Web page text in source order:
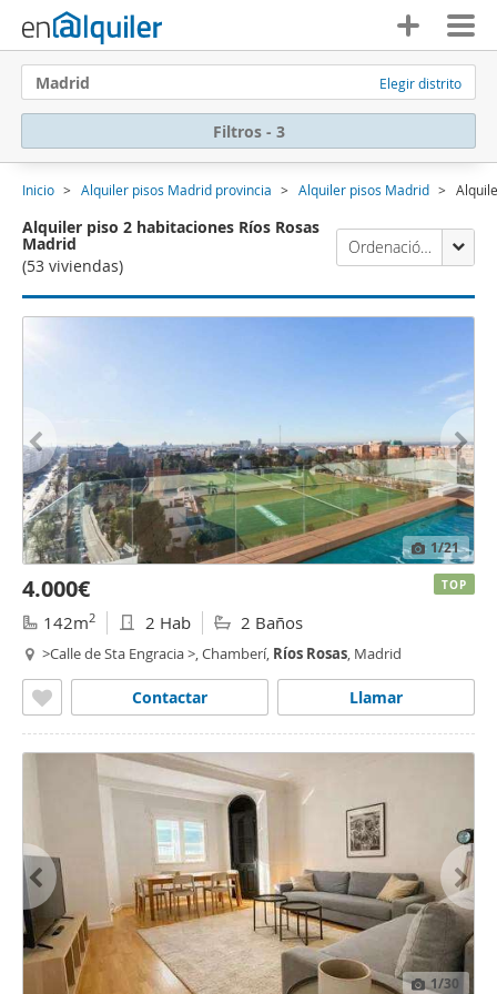
Madrid Elegir distrito
Filtros - 3
Inicio Alquiler pisos Madrid provincia Alquiler pisos Madrid
Alquiler piso 2 habitaciones Ríos Rosas
Madrid
(53 viviendas)
Ordenación Enalquiler
1/21
4.000€
142m2 2 Hab 2 Baños
>Calle de Sta Engracia >, Chamberí, Ríos Rosas, Madrid
Llamar
Contactar
TOP
1/30